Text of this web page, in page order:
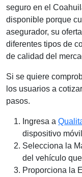
seguro en el
disponible porque
asegurador, su
diferentes tipos de
de calidad del
Si se quiere
los usuarios a
pasos.
Ingresa a
dispositivo
Selecciona la
del vehículo
Proporciona la